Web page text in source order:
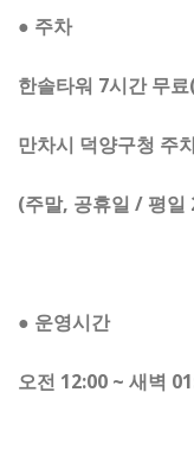
● 주차
한솔타워 7시간 무
만차시 덕양구청 주
(주말, 공휴일 / 평일
● 운영시간
오전 12:00 ~ 새벽